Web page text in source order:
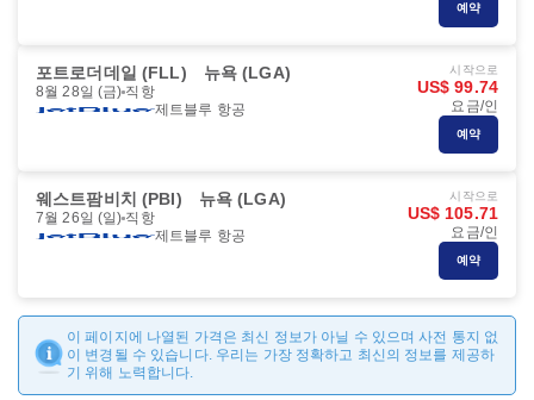
예약
포트로더데일 (FLL) 뉴욕 (LGA)
8월 28일 (금) 직항
제트블루 항공
시작으로
US$ 99.74
요금/인
예약
웨스트팜비치 (PBI) 뉴욕 (LGA)
7월 26일 (일) 직항
제트블루 항공
시작으로
US$ 105.71
요금/인
예약
이 페이지에 나열된 가격은 최신 정보가 아닐 수 있으며 사전 통지 없
이 변경될 수 있습니다. 우리는 가장 정확하고 최신의 정보를 제공하
기 위해 노력합니다.